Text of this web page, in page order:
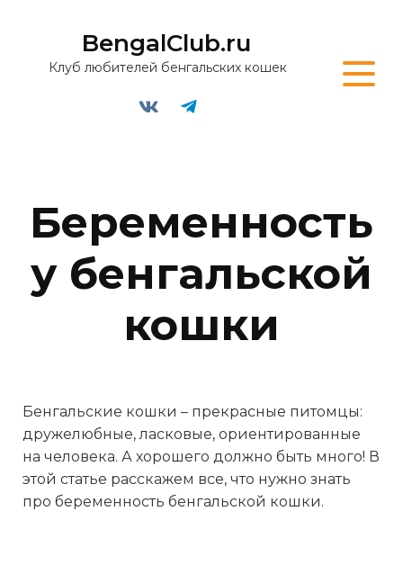
BengalClub.ru
Клуб любителей бенгальских кошек
Беременность
у бенгальской
кошки
Бенгальские кошки – прекрасные питомцы:
дружелюбные, ласковые, ориентированные
на человека. А хорошего должно быть много! В
этой статье расскажем все, что нужно знать
про беременность бенгальской кошки.